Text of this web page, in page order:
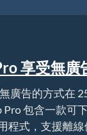
享受無廣
廣告的方式在
包含一款可
程式，支援離線